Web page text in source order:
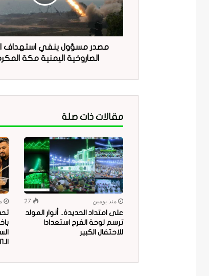
مصدر مسؤول ينفي استهداف
الصاروخية اليمنية مكة
مقالات ذات صلة
منذ يومين
27
على امتداد الحديدة.. أنوار المولد
ترسم لوحة الفرح استعدادا
للاحتفال الكبير
الـ11 للتوعية بمخاطر البلاستيك